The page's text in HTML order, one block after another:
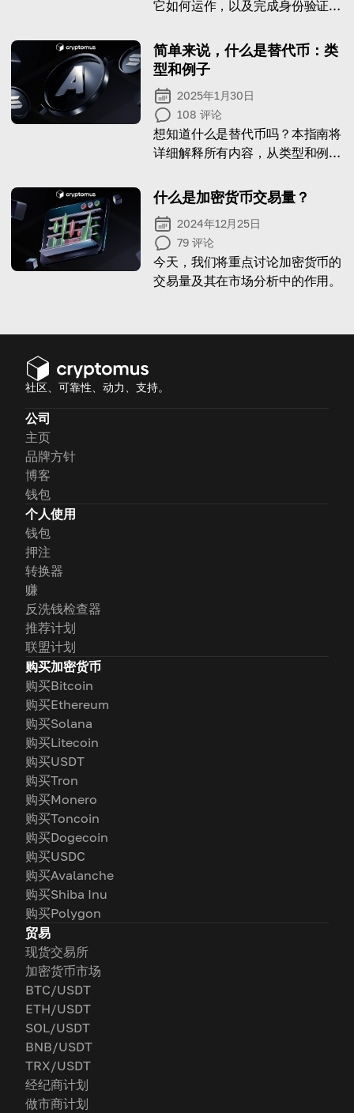
它如何运作，以及完成身份验证所
简单来说，什么是替代币：类
型和例子
2025年1月30日
108 评论
想知道什么是替代币吗？本指南将
详细解释所有内容，从类型和例子
什么是加密货币交易量？
2024年12月25日
79 评论
今天，我们将重点讨论加密货币的
交易量及其在市场分析中的作用。
社区、可靠性、动力、支持。
公司
主页
品牌方针
博客
钱包
个人使用
钱包
押注
转换器
赚
反洗钱检查器
推荐计划
联盟计划
购买加密货币
购买Bitcoin
购买Ethereum
购买Solana
购买Litecoin
购买USDT
购买Tron
购买Monero
购买Toncoin
购买Dogecoin
购买USDC
购买Avalanche
购买Shiba Inu
购买Polygon
贸易
现货交易所
加密货币市场
BTC/USDT
ETH/USDT
SOL/USDT
BNB/USDT
TRX/USDT
经纪商计划
做市商计划